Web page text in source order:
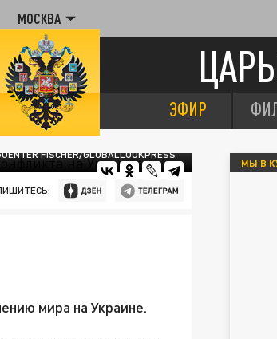
МОСКВА
ЭФИР
FISCHER/GLOBALLOOKPRESS
мира на Украине.
МЫ В